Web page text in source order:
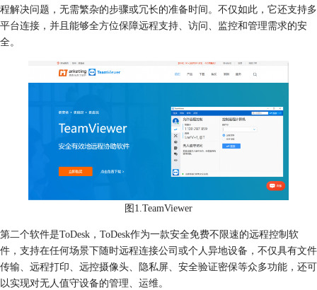
程解决问题，无需繁杂的步骤或冗长的准备时间。不仅如此，它还支持多
平台连接，并且能够全方位保障远程支持、访问、监控和管理需求的安
全。
图1.TeamViewer
第二个软件是ToDesk，ToDesk作为一款安全免费不限速的远程控制软
件，支持在任何场景下随时远程连接公司或个人异地设备，不仅具有文件
传输、远程打印、远控摄像头、隐私屏、安全验证密保等众多功能，还可
以实现对无人值守设备的管理、运维。